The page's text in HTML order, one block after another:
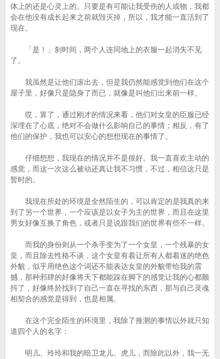
体上的还是心灵上的。只要是有可能让我受伤的人或物，我都
会在他没有成长起来之前就毁灭掉，所以，我才能一直活到了
现在。
「是！」刹时间，两个人连同地上的衣服一起消失不见
了。
我虽然是让他们滚出去，但是我仍然能感觉到他们在这个
屋子里，好像只是隐身了而已，就像是叫他们出来前一样。
哎，算了，通过刚才的情况来看，他们对女皇的臣服已经
深埋在了心底，绝对不会做什么影响自己的事情；相反，有了
他们的保护，我也可以安心的想想现在的事情了。
仔细想想，我现在的情况并不是很好。我一直喜欢主动的
感觉，而这一次这么被动还真让我不习惯，不过，相信这只是
暂时的。
我现在所处的环境是全然陌生的，可以肯定的是我真的来
到了另一个世界，一个应该是以女子为主的世界，而且在这里
男女好像互换了角色，或者只是说跟我们的世界有些不一样。
而我的身份则从一个杀手变为了一个女皇，一个残暴的女
皇，而且除去性格不谈，这个女皇有着让所有人都着迷的绝色
外貌，似乎用绝色这个词还不能表达女皇的外貌带给我的震
撼，那种邪肆的好像将天下都能踩在脚下的感觉让我的心都颤
抖了，好像终於找到了自己一直在寻找的东西，那与自己灵魂
相契合的感觉是得到，也是相属。
在这个完全陌生的环境里，我除了推测的事情以外就只知
道四个人的名字：
明儿、玲玲和我的暗卫龙儿、虎儿，而除此以外，我一无